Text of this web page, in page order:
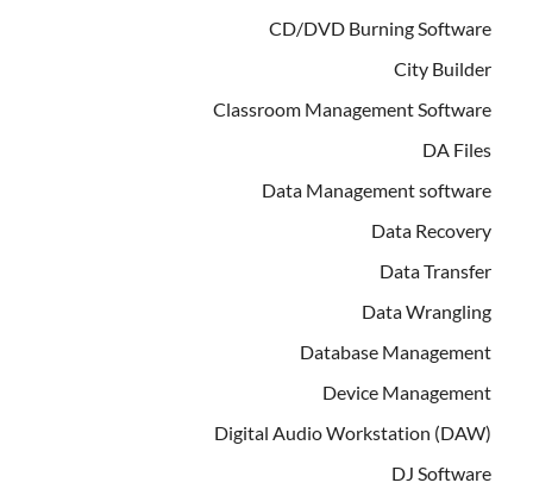
CD/DVD Burning Software
City Builder
Classroom Management Software
DA Files
Data Management software
Data Recovery
Data Transfer
Data Wrangling
Database Management
Device Management
Digital Audio Workstation (DAW)
DJ Software